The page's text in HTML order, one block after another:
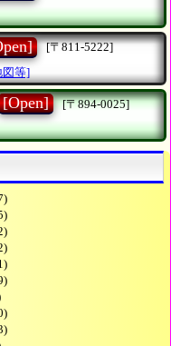
[〒811-5222]
図等]
[Open]
[〒894-0025]